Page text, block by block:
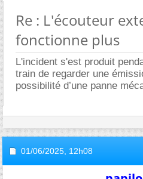
Re : L'écouteur
fonctionne plus
L'incident s'est produit
train de regarder une
possibilité d’une panne
01/06/2025, 12h08